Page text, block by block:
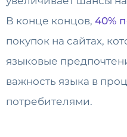
В конце концов, 40%
покупок на сайтах,
языковые
важность языка в
потребителями.